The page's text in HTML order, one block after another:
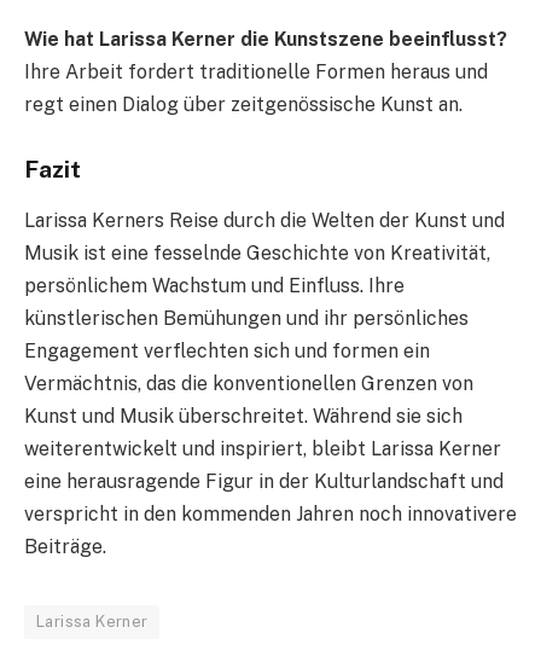
Wie hat Larissa Kerner die Kunstszene beeinflusst?
Ihre Arbeit fordert traditionelle Formen heraus und
regt einen Dialog über zeitgenössische Kunst an.
Fazit
Larissa Kerners Reise durch die Welten der Kunst und
Musik ist eine fesselnde Geschichte von Kreativität,
persönlichem Wachstum und Einfluss. Ihre
künstlerischen Bemühungen und ihr persönliches
Engagement verflechten sich und formen ein
Vermächtnis, das die konventionellen Grenzen von
Kunst und Musik überschreitet. Während sie sich
weiterentwickelt und inspiriert, bleibt Larissa Kerner
eine herausragende Figur in der Kulturlandschaft und
verspricht in den kommenden Jahren noch innovativere
Beiträge.
Larissa Kerner